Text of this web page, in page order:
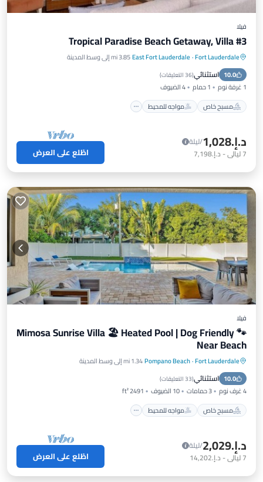
فيلا
Tropical Paradise Beach Getaway, Villa #3
Fort Lauderdale
·
East Fort Lauderdale3.85 mi إلى وسط المدينة
10.0 استثنائي(36 التعليقات )
1 غرفة نوم 1 حمام
4 الضيوف
مسبح خاص
مواجه للمحيط
مسبح خاص مواجه للمحيط
موقف سيارات
مسبح
د.إ.‏1,028
/ليلة
7ليالي- د.إ.‏7,198 اطّلع على العرض
فيلا
Mimosa Sunrise Villa 🏖️ Heated Pool | Dog Friendly 🐾
Near Beach
Fort Lauderdale
·
Pompano Beach1.34 mi إلى وسط المدينة
10.0 استثنائي(33 التعليقات )
4 غرف نوم 3 حمامات 10 الضيوف
2491 ft²
مسبح خاص
مواجه للمحيط
مسبح خاص مواجه للمحيط
موقف سيارات
مسبح
د.إ.‏2,029
/ليلة
7ليالي- د.إ.‏14,202 اطّلع على العرض